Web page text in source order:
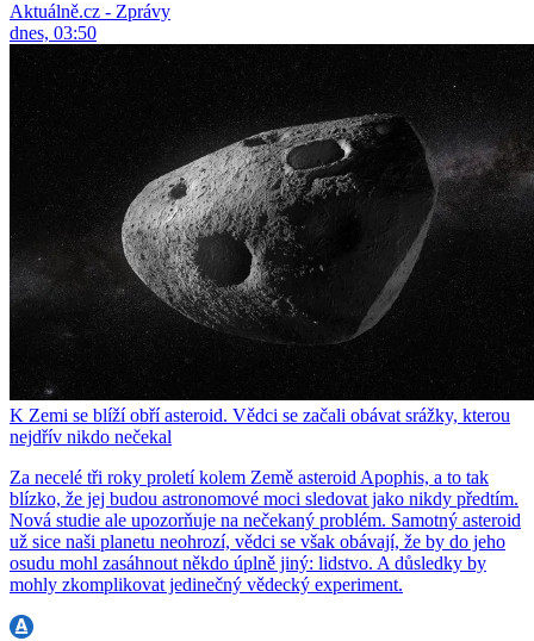
Aktuálně.cz - Zprávy
dnes, 03:50
K Zemi se blíží obří asteroid. Vědci se začali obávat srážky, kterou
nejdřív nikdo nečekal
Za necelé tři roky proletí kolem Země asteroid Apophis, a to tak
blízko, že jej budou astronomové moci sledovat jako nikdy předtím.
Nová studie ale upozorňuje na nečekaný problém. Samotný asteroid
už sice naši planetu neohrozí, vědci se však obávají, že by do jeho
osudu mohl zasáhnout někdo úplně jiný: lidstvo. A důsledky by
mohly zkomplikovat jedinečný vědecký experiment.